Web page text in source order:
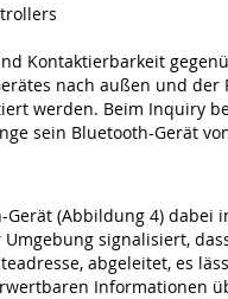
Kontaktierbarkeit
nach außen und
werden. Beim Inquiry
sein Bluetooth-Gerät
(Abbildung 4) dabei
signalisiert,
abgeleitet, es
Informationen